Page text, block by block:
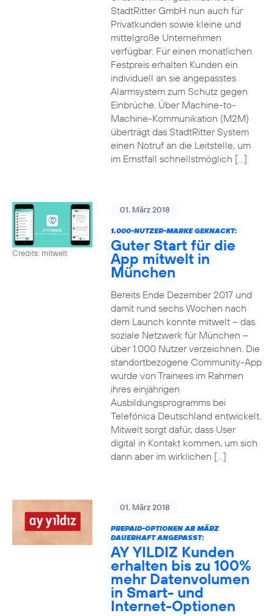
StadtRitter GmbH nun auch für
Privatkunden sowie kleine und
mittelgroße Unternehmen
verfügbar: Für einen monatlichen
Festpreis erhalten Kunden ein
individuell an sie angepasstes
Alarmsystem zum Schutz gegen
Einbrüche. Über Machine-to-
Machine-Kommunikation (M2M)
überträgt das StadtRitter System
einen Notruf an die Leitstelle, um
im Ernstfall schnellstmöglich […]
Credits: mitwelt
01. März 2018
1.000-NUTZER-MARKE GEKNACKT:
Guter Start für die
App mitwelt in
München
Bereits Ende Dezember 2017 und
damit rund sechs Wochen nach
dem Launch konnte mitwelt – das
soziale Netzwerk für München –
über 1.000 Nutzer verzeichnen. Die
standortbezogene Community-App
wurde von Trainees im Rahmen
ihres einjährigen
Ausbildungsprogramms bei
Telefónica Deutschland entwickelt.
Mitwelt sorgt dafür, dass User
digital in Kontakt kommen, um sich
dann aber im wirklichen […]
01. März 2018
PREPAID-OPTIONEN AB MÄRZ
DAUERHAFT ANGEPASST:
AY YILDIZ Kunden
erhalten bis zu 100%
mehr Datenvolumen
in Smart- und
Internet-Optionen